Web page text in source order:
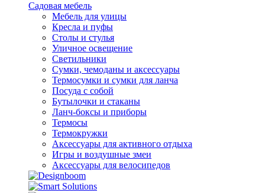
Садовая мебель
Мебель для улицы
Кресла и пуфы
Столы и стулья
Уличное освещение
Светильники
Сумки, чемоданы и аксессуары
Термосумки и сумки для ланча
Посуда с собой
Бутылочки и стаканы
Ланч-боксы и приборы
Термосы
Термокружки
Аксессуары для активного отдыха
Игры и воздушные змеи
Аксессуары для велосипедов